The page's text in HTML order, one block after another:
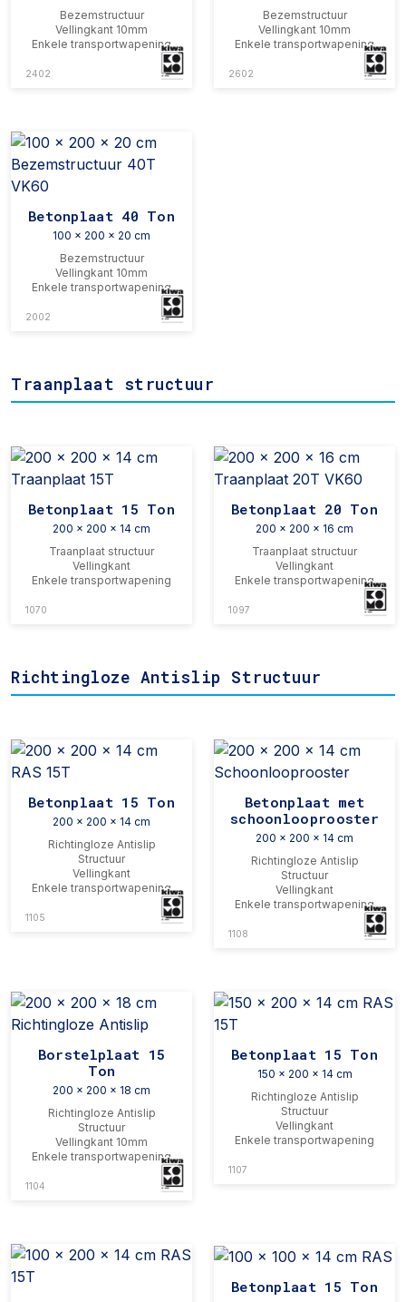
Bezemstructuur
Vellingkant 10mm
Enkele transportwapening
2402
Bezemstructuur
Vellingkant 10mm
Enkele transportwapening
2602
Betonplaat 40 Ton
100 x 200 x 20 cm
Bezemstructuur
Vellingkant 10mm
Enkele transportwapening
2002
Traanplaat structuur
Betonplaat 15 Ton
200 x 200 x 14 cm
Traanplaat structuur
Vellingkant
Enkele transportwapening
1070
Betonplaat 20 Ton
200 x 200 x 16 cm
Traanplaat structuur
Vellingkant
Enkele transportwapening
1097
Richtingloze Antislip Structuur
Betonplaat 15 Ton
200 x 200 x 14 cm
Richtingloze Antislip
Structuur
Vellingkant
Enkele transportwapening
1105
Betonplaat met
schoonlooprooster
200 x 200 x 14 cm
Richtingloze Antislip
Structuur
Vellingkant
Enkele transportwapening
1108
Borstelplaat 15
Ton
200 x 200 x 18 cm
Richtingloze Antislip
Structuur
Vellingkant 10mm
Enkele transportwapening
1104
Betonplaat 15 Ton
150 x 200 x 14 cm
Richtingloze Antislip
Structuur
Vellingkant
Enkele transportwapening
1107
Betonplaat 15 Ton